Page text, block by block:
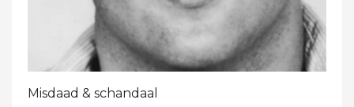
Misdaad & schandaal